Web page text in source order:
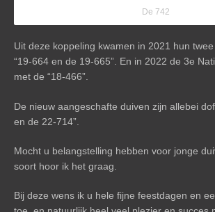
De 742
Uit deze koppeling kwamen in 2021 hun
“19-664 en de 19-665”. En in 2022 de 3e
met de “18-466”.
De nieuw aangeschafte duiven zijn allebei
en de 22-714”.
Mocht u belangstelling hebben voor jonge
soort hoor ik het graag.
Bij deze wens ik u hele fijne feestdagen en